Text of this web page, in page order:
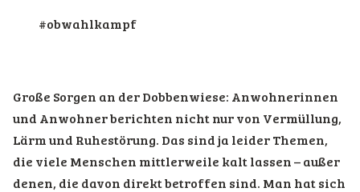
#obwahlkampf
Große Sorgen an der Dobbenwiese: Anwohnerinnen
und Anwohner berichten nicht nur von Vermüllung,
Lärm und Ruhestörung. Das sind ja leider Themen,
die viele Menschen mittlerweile kalt lassen – außer
denen, die davon direkt betroffen sind. Man hat sich